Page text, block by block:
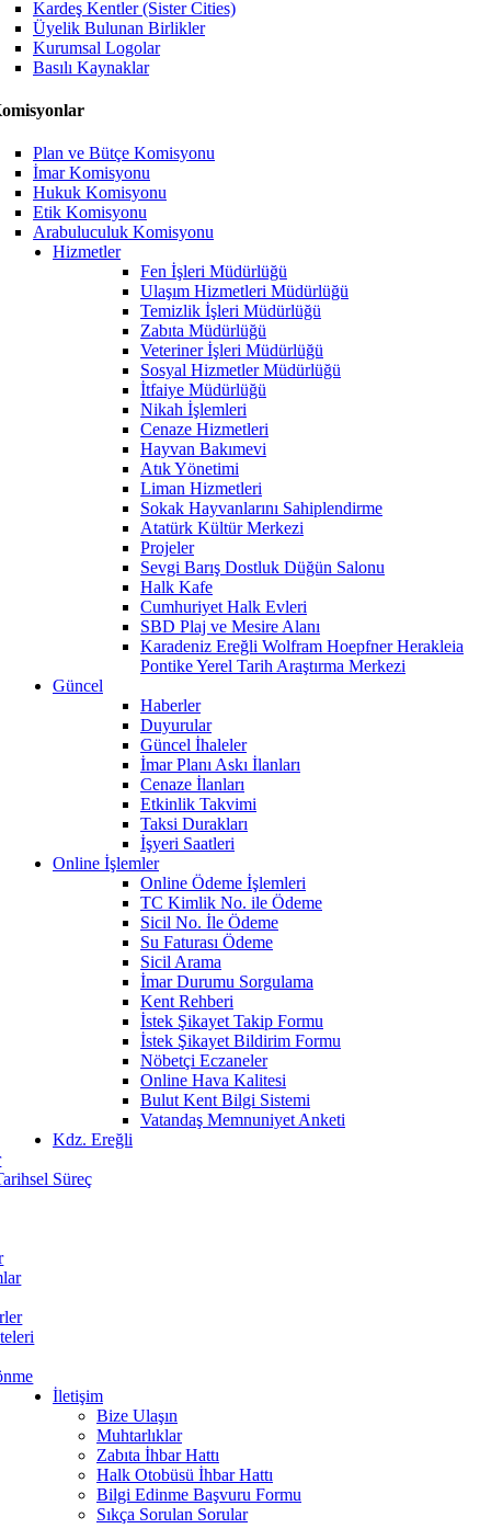
Kardeş Kentler (Sister Cities)
Üyelik Bulunan Birlikler
Kurumsal Logolar
Basılı Kaynaklar
Plan ve Bütçe Komisyonu
İmar Komisyonu
Hukuk Komisyonu
Etik Komisyonu
Arabuluculuk Komisyonu
Hizmetler
Fen İşleri Müdürlüğü
Ulaşım Hizmetleri Müdürlüğü
Temizlik İşleri Müdürlüğü
Zabıta Müdürlüğü
Veteriner İşleri Müdürlüğü
Sosyal Hizmetler Müdürlüğü
İtfaiye Müdürlüğü
Nikah İşlemleri
Cenaze Hizmetleri
Hayvan Bakımevi
Atık Yönetimi
Liman Hizmetleri
Sokak Hayvanlarını Sahiplendirme
Atatürk Kültür Merkezi
Projeler
Sevgi Barış Dostluk Düğün Salonu
Halk Kafe
Cumhuriyet Halk Evleri
SBD Plaj ve Mesire Alanı
Karadeniz Ereğli Wolfram Hoepfner Herakleia
Pontike Yerel Tarih Araştırma Merkezi
Güncel
Haberler
Duyurular
Güncel İhaleler
İmar Planı Askı İlanları
Cenaze İlanları
Etkinlik Takvimi
Taksi Durakları
İşyeri Saatleri
Online İşlemler
Online Ödeme İşlemleri
TC Kimlik No. ile Ödeme
Sicil No. İle Ödeme
Su Faturası Ödeme
Sicil Arama
İmar Durumu Sorgulama
Kent Rehberi
İstek Şikayet Takip Formu
İstek Şikayet Bildirim Formu
Nöbetçi Eczaneler
Online Hava Kalitesi
Bulut Kent Bilgi Sistemi
Vatandaş Memnuniyet Anketi
Kdz. Ereğli
Süreç
İletişim
Bize Ulaşın
Muhtarlıklar
Zabıta İhbar Hattı
Halk Otobüsü İhbar Hattı
Bilgi Edinme Başvuru Formu
Sıkça Sorulan Sorular